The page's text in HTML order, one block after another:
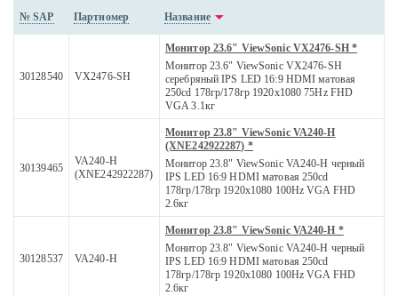
№ SAP Партномер Название
30128540 VX2476-SH
Монитор 23.6" ViewSonic VX2476-SH *
Монитор 23.6" ViewSonic VX2476-SH
серебряный IPS LED 16:9 HDMI матовая
250cd 178гр/178гр 1920x1080 75Hz FHD
VGA 3.1кг
30139465
VA240-H
(XNE242922287)
Монитор 23.8" ViewSonic VA240-H
(XNE242922287) *
Монитор 23.8" ViewSonic VA240-H черный
IPS LED 16:9 HDMI матовая 250cd
178гр/178гр 1920x1080 100Hz VGA FHD
2.6кг
30128537 VA240-H
Монитор 23.8" ViewSonic VA240-H *
Монитор 23.8" ViewSonic VA240-H черный
IPS LED 16:9 HDMI матовая 250cd
178гр/178гр 1920x1080 100Hz VGA FHD
2.6кг